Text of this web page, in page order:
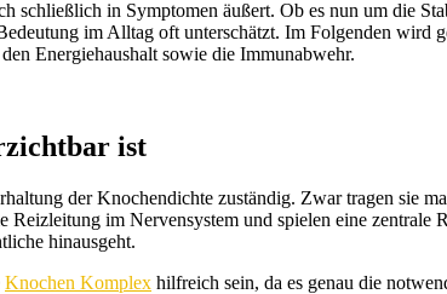
schließlich in Symptomen äußert. Ob es nun um die
im Alltag oft unterschätzt. Im Folgenden wird
Energiehaushalt sowie die Immunabwehr.
ist
der Knochendichte zuständig. Zwar tragen sie
Reizleitung im Nervensystem und spielen eine
hinausgeht.
Knochen Komplex hilfreich sein, da es genau die